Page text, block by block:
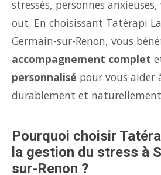
stressés, personnes
out. En choisissant Tatérapi
Germain-sur-Renon, vous
accompagnement complet
personnalisé pour vous aider
durablement et
Pourquoi choisir
la gestion du stress à
sur-Renon ?